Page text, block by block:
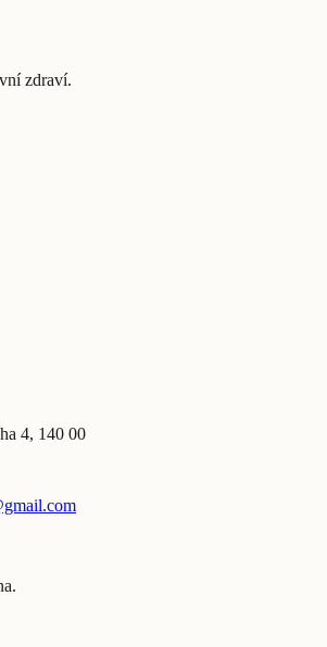
zdraví.
4, 140 00